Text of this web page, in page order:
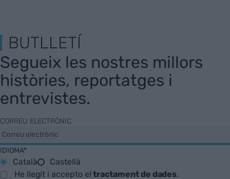
BUTLLETÍ
Segueix les nostres millors
històries, reportatges i
entrevistes.
CORREU ELECTRÒNIC
IDIOMA*
Català
Castellà
He llegit i accepto eltractament de dades.